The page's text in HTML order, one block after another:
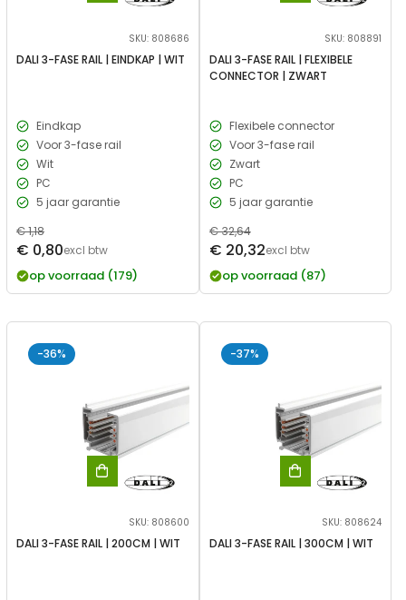
SKU: 808686
DALI 3-FASE RAIL | EINDKAP | WIT
Eindkap
Voor 3-fase rail
Wit
PC
5 jaar garantie
Verkoopprijs
Normale
prijs
€ 1,18
€ 0,80excl btw
op voorraad (179)
SKU: 808891
DALI 3-FASE RAIL | FLEXIBELE
CONNECTOR | ZWART
Flexibele connector
Voor 3-fase rail
Zwart
PC
5 jaar garantie
Verkoopprijs
Normale
prijs
€ 32,64
€ 20,32excl btw
op voorraad (87)
-36%
SKU: 808600
DALI 3-FASE RAIL | 200CM | WIT
-37%
SKU: 808624
DALI 3-FASE RAIL | 300CM | WIT